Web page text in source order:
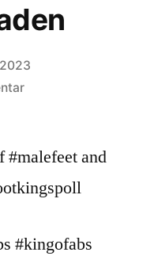
zu
=
#malefeet and
#kingofabs